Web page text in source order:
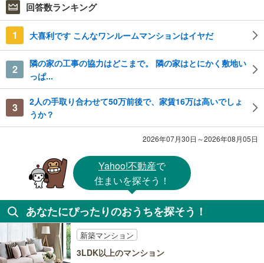
回答数ランキング
1 大喜利です こんなワンルームマンションはイヤだ
2
隣の家の工事の協力はどこまで。 隣の家はとにかく敷地い
っぱ...
3
2人の手取り合わせて50万前後で、家賃16万は高いでしょ
うか？
2026年07月30日～2026年08月05日
Yahoo!不動産で
住まいを探そう！
あなたにぴったりのおうちを探そう！
新築マンション
3LDK以上のマンション